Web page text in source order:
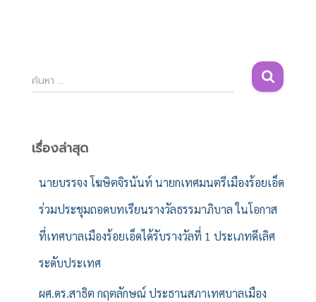
ค้
น
สำ
ค้นหา …
เรื่องล่าสุด
นายบรรจง โฆษิตจิรนันท์ นายกเทศมนตรีเมืองร้อยเอ็ด
ร่วมประชุมถอดบทเรียนรางวัลธรรมาภิบาล ในโอกาส
ที่เทศบาลเมืองร้อยเอ็ดได้รับรางวัลที่ 1 ประเภทดีเลิศ
ระดับประเทศ
ผศ.ดร.สาธิต กฤตลักษณ์ ประธานสภาเทศบาลเมือง